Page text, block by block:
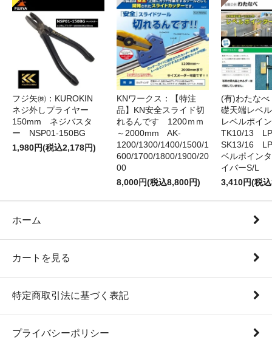
フジ矢㈱：KUROKIN
ネジ外しプライヤー
150mm ネジバスタ
ー NSP01-150BG
1,980円(税込2,178円)
KNワークス：【特注
品】KN安全スライド切
れるんです 1200ｍｍ
～2000mm AK-
1200/1300/1400/1500/1
600/1700/1800/1900/20
00
8,000円(税込8,800円)
(有)わたな
礎天端レベ
レベルポイ
TK10/13
SK13/16
ベルポイン
イバーS/L
3,410円(税
ホーム
カートを見る
特定商取引法に基づく表記
プライバシーポリシー